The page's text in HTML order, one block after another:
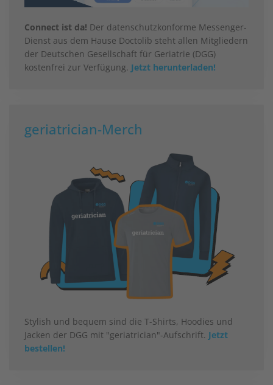
Connect ist da! Der datenschutzkonforme Messenger-
Dienst aus dem Hause Doctolib steht allen Mitgliedern
der Deutschen Gesellschaft für Geriatrie (DGG)
kostenfrei zur Verfügung. Jetzt herunterladen!
geriatrician-Merch
Stylish und bequem sind die T-Shirts, Hoodies und
Jacken der DGG mit "geriatrician"-Aufschrift. Jetzt
bestellen!